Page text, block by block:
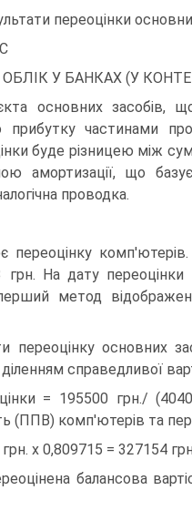
переоцінки
У БАНКАХ (У
основних засобів,
прибутку частинами
буде різницею між
амортизації, що
проводка.
переоцінку
На дату
метод
переоцінку основних
справедливої
= 195500 грн./
(ППВ) комп'ютерів та
х 0,809715 = 327154
балансова